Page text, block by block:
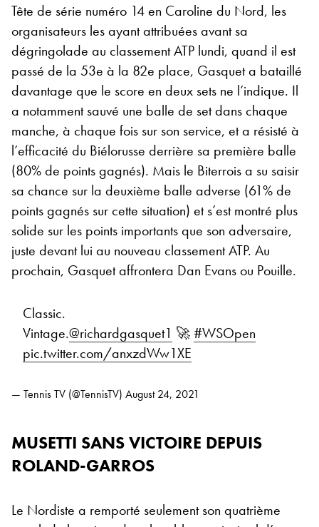
Tête de série numéro 14 en Caroline du Nord, les
organisateurs les ayant attribuées avant sa
dégringolade au classement ATP lundi, quand il est
passé de la 53e à la 82e place, Gasquet a bataillé
davantage que le score en deux sets ne l’indique. Il
a notamment sauvé une balle de set dans chaque
manche, à chaque fois sur son service, et a résisté à
l’efficacité du Biélorusse derrière sa première balle
(80% de points gagnés). Mais le Biterrois a su saisir
sa chance sur la deuxième balle adverse (61% de
points gagnés sur cette situation) et s’est montré plus
solide sur les points importants que son adversaire,
juste devant lui au nouveau classement ATP. Au
prochain, Gasquet affrontera Dan Evans ou Pouille.
Classic.
Vintage.@richardgasquet1 🚀#WSOpen
pic.twitter.com/anxzdWw1XE
— Tennis TV (@TennisTV) August 24, 2021
MUSETTI SANS VICTOIRE DEPUIS
ROLAND-GARROS
Le Nordiste a remporté seulement son quatrième